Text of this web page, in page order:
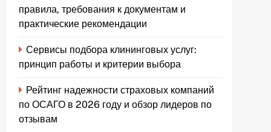
правила, требования к документам и
практические рекомендации
Сервисы подбора клининговых услуг:
принцип работы и критерии выбора
Рейтинг надежности страховых компаний
по ОСАГО в 2026 году и обзор лидеров по
отзывам